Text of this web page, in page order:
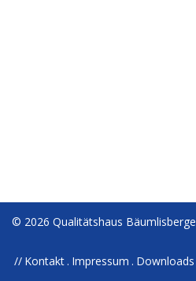
© 2026 Qualitätshaus
Kontakt Impressum Downloads